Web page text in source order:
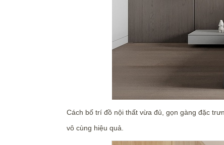
Cách bố trí đồ nội thất vừa đủ, gọn gàng đặc
vô cùng hiệu quả.